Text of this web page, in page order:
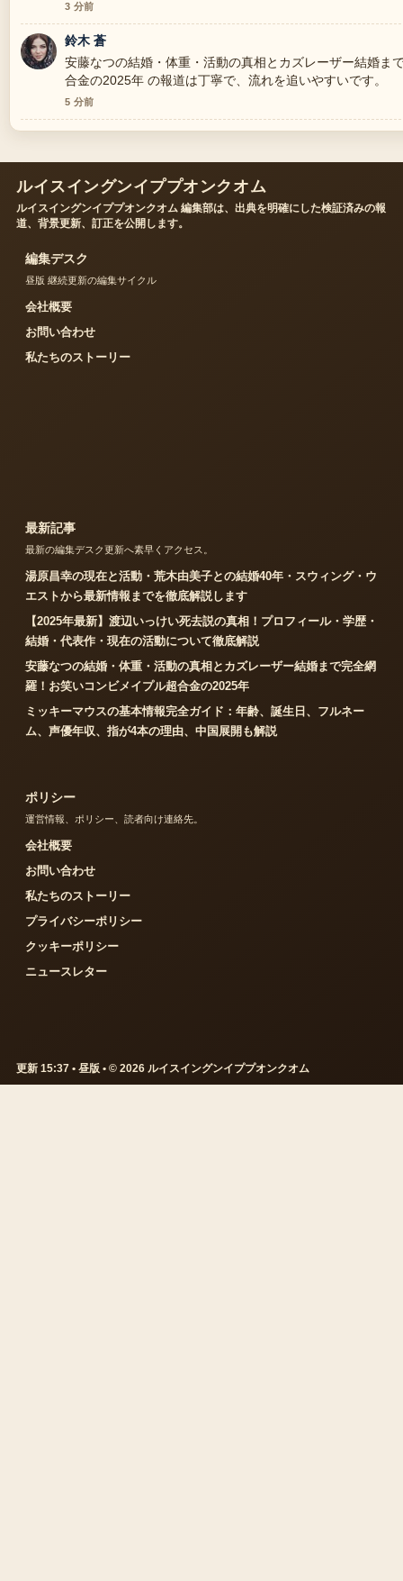
3 分前
鈴木 蒼
安藤なつの結婚・体重・活動の真相とカズレーザー結婚ま
合金の2025年 の報道は丁寧で、流れを追いやすいです。
5 分前
ルイスイングンイププオンクオム
ルイスイングンイププオンクオム 編集部は、出典を明確にした検証済みの報
道、背景更新、訂正を公開します。
編集デスク
昼版 継続更新の編集サイクル
会社概要
お問い合わせ
私たちのストーリー
最新記事
最新の編集デスク更新へ素早くアクセス。
湯原昌幸の現在と活動・荒木由美子との結婚40年・スウィング・ウ
エストから最新情報までを徹底解説します
【2025年最新】渡辺いっけい死去説の真相！プロフィール・学歴・
結婚・代表作・現在の活動について徹底解説
安藤なつの結婚・体重・活動の真相とカズレーザー結婚まで完全網
羅！お笑いコンビメイプル超合金の2025年
ミッキーマウスの基本情報完全ガイド：年齢、誕生日、フルネー
ム、声優年収、指が4本の理由、中国展開も解説
ポリシー
運営情報、ポリシー、読者向け連絡先。
会社概要
お問い合わせ
私たちのストーリー
プライバシーポリシー
クッキーポリシー
ニュースレター
更新 15:37 • 昼版 • © 2026 ルイスイングンイププオンクオム